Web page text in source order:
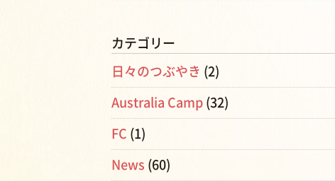
カテゴリー
日々のつぶやき (2)
Australia Camp (32)
FC (1)
News (60)